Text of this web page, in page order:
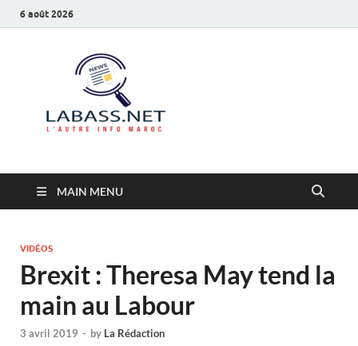
6 août 2026
MAIN MENU
VIDÉOS
Brexit : Theresa May tend la
main au Labour
3 avril 2019 - by La Rédaction